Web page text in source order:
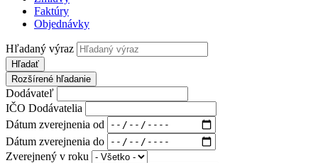
Faktúry
Objednávky
Hľadaný výraz
Hľadať
Rozšírené hľadanie
Dodávateľ
IČO Dodávatelia
Dátum zverejnenia od
Dátum zverejnenia do
Zverejnený v roku